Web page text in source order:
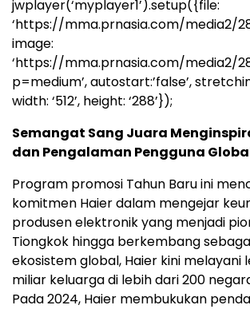
jwplayer(‘myplayer1’).setup({file:
‘https://mma.prnasia.com/media2/
image:
‘https://mma.prnasia.com/media2/
p=medium’, autostart:’false’,
width: ‘512’, height: ‘288’});
Semangat Sang Juara
dan Pengalaman Pengguna
Program promosi Tahun Baru ini
komitmen Haier dalam mengejar
produsen elektronik yang menjadi
Tiongkok hingga berkembang
ekosistem global, Haier kini melayani
miliar keluarga di lebih dari 200
Pada 2024, Haier membukukan